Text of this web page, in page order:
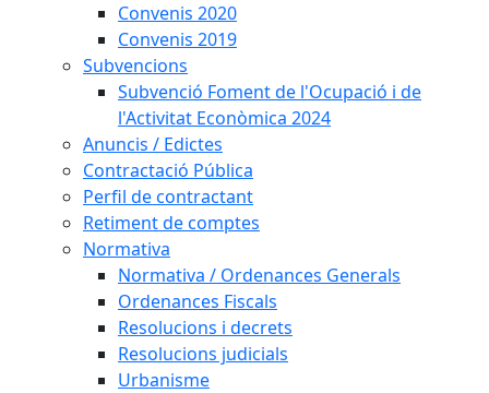
Convenis 2020
Convenis 2019
Subvencions
Subvenció Foment de l'Ocupació i de
l'Activitat Econòmica 2024
Anuncis / Edictes
Contractació Pública
Perfil de contractant
Retiment de comptes
Normativa
Normativa / Ordenances Generals
Ordenances Fiscals
Resolucions i decrets
Resolucions judicials
Urbanisme